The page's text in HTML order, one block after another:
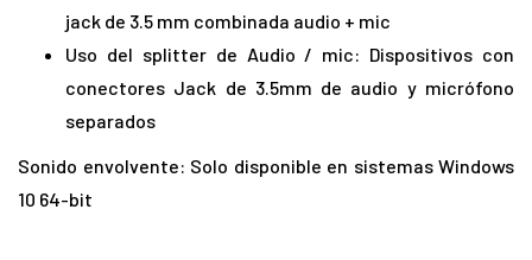
jack de 3.5 mm combinada audio + mic
Uso del splitter de Audio / mic: Dispositivos con
conectores Jack de 3.5mm de audio y micrófono
separados
Sonido envolvente: Solo disponible en sistemas Windows
10 64-bit